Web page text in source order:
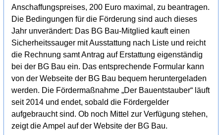
Anschaffungspreises, 200 Euro maximal, zu beantragen.
Die Bedingungen für die Förderung sind auch dieses
Jahr unverändert: Das BG Bau-Mitglied kauft einen
Sicherheitssauger mit Ausstattung nach Liste und reicht
die Rechnung samt Antrag auf Erstattung eigenständig
bei der BG Bau ein. Das entsprechende Formular kann
von der Webseite der BG Bau bequem heruntergeladen
werden. Die Fördermaßnahme „Der Bauentstauber“ läuft
seit 2014 und endet, sobald die Fördergelder
aufgebraucht sind. Ob noch Mittel zur Verfügung stehen,
zeigt die Ampel auf der Website der BG Bau.